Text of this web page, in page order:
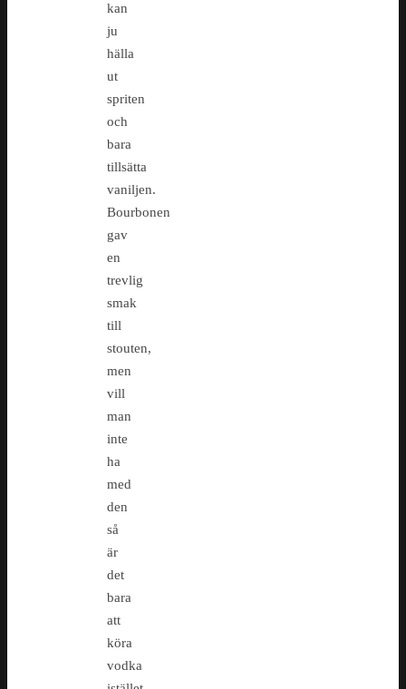
kan
ju
hälla
ut
spriten
och
bara
tillsätta
vaniljen.
Bourbonen
gav
en
trevlig
smak
till
stouten,
men
vill
man
inte
ha
med
den
så
är
det
bara
att
köra
vodka